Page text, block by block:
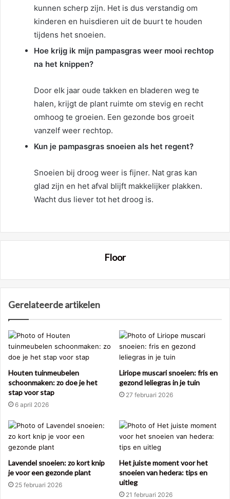
kunnen scherp zijn. Het is dus verstandig om
kinderen en huisdieren uit de buurt te houden
tijdens het snoeien.
Hoe krijg ik mijn pampasgras weer mooi rechtop
na het knippen?
Door elk jaar oude takken en bladeren weg te
halen, krijgt de plant ruimte om stevig en recht
omhoog te groeien. Een gezonde bos groeit
vanzelf weer rechtop.
Kun je pampasgras snoeien als het regent?
Snoeien bij droog weer is fijner. Nat gras kan
glad zijn en het afval blijft makkelijker plakken.
Wacht dus liever tot het droog is.
Floor
Gerelateerde artikelen
Houten tuinmeubelen
schoonmaken: zo doe je het
stap voor stap
6 april 2026
Liriope muscari snoeien: fris en
gezond leliegras in je tuin
27 februari 2026
Lavendel snoeien: zo kort knip
je voor een gezonde plant
25 februari 2026
Het juiste moment voor het
snoeien van hedera: tips en
uitleg
21 februari 2026